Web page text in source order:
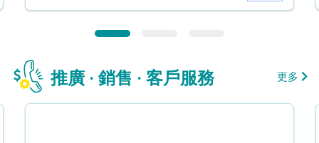
推廣 · 銷售 · 客戶服務 更多